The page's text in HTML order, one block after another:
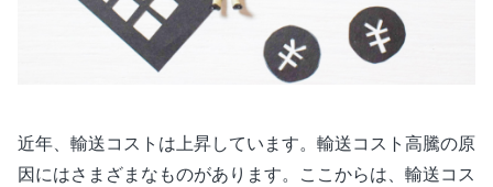
近年、輸送コストは上昇しています。輸送コスト高騰の原
因にはさまざまなものがあります。ここからは、輸送コス